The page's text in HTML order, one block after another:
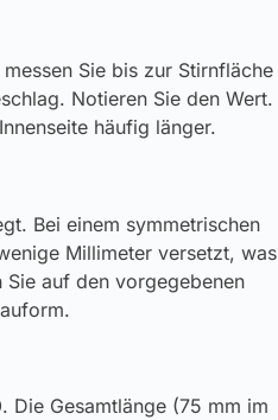
Sie bis zur Stirnfläche
Notieren Sie den Wert.
häufig länger.
Bei einem symmetrischen
Millimeter versetzt, was
auf den vorgegebenen
. Die Gesamtlänge (75 mm im